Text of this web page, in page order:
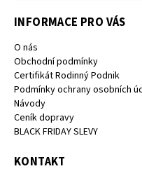
INFORMACE PRO VÁS
O nás
Obchodní podmínky
Certifikát Rodinný Podnik
Podmínky ochrany osobních
Návody
Ceník dopravy
BLACK FRIDAY SLEVY
KONTAKT